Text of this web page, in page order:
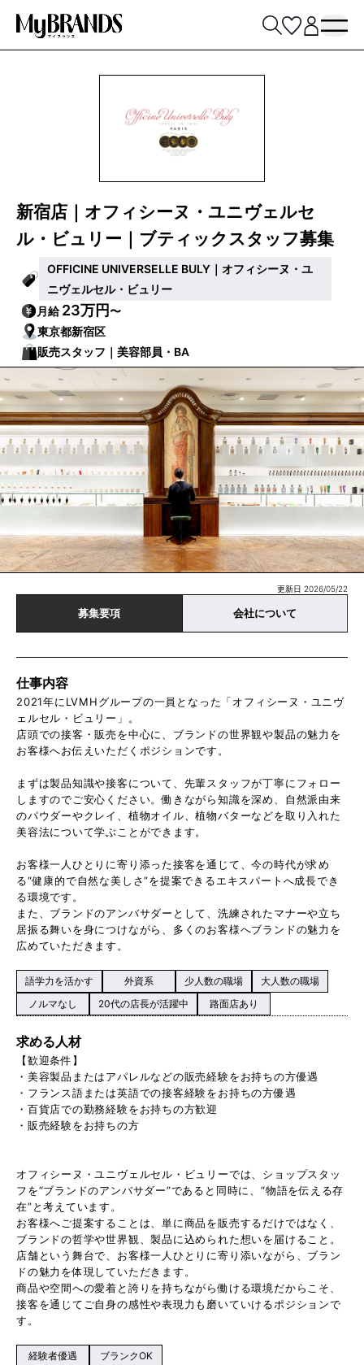
新宿店｜オフィシーヌ・ユニヴェルセ
ル・ビュリー｜ブティックスタッフ募集
OFFICINE UNIVERSELLE BULY｜オフィシーヌ・ユ
ニヴェルセル・ビュリー
月給23万円〜
東京都新宿区
販売スタッフ｜美容部員・BA
更新日 2026/05/22
募集要項 会社について
仕事内容
2021年にLVMHグループの一員となった「オフィシーヌ・ユニヴ
ェルセル・ビュリー」。
店頭での接客・販売を中心に、ブランドの世界観や製品の魅力を
お客様へお伝えいただくポジションです。
まずは製品知識や接客について、先輩スタッフが丁寧にフォロー
しますのでご安心ください。働きながら知識を深め、自然派由来
のパウダーやクレイ、植物オイル、植物バターなどを取り入れた
美容法について学ぶことができます。
お客様一人ひとりに寄り添った接客を通じて、今の時代が求め
る“健康的で自然な美しさ”を提案できるエキスパートへ成長でき
る環境です。
また、ブランドのアンバサダーとして、洗練されたマナーや立ち
居振る舞いを身につけながら、多くのお客様へブランドの魅力を
広めていただきます。
語学力を活かす 外資系 少人数の職場
大人数の職場
ノルマなし
20代の店長が活躍中 路面店あり
求める人材
【歓迎条件】
・美容製品またはアパレルなどの販売経験をお持ちの方優遇
・フランス語または英語での接客経験をお持ちの方優遇
・百貨店での勤務経験をお持ちの方歓迎
・販売経験をお持ちの方
オフィシーヌ・ユニヴェルセル・ビュリーでは、ショップスタッ
フを“ブランドのアンバサダー”であると同時に、“物語を伝える存
在”と考えています。
お客様へご提案することは、単に商品を販売するだけではなく、
ブランドの哲学や世界観、製品に込められた想いを届けること。
店舗という舞台で、お客様一人ひとりに寄り添いながら、ブラン
ドの魅力を体現していただきます。
商品や空間への愛着と誇りを持ちながら働ける環境だからこそ、
接客を通じてご自身の感性や表現力も磨いていけるポジションで
す。
経験者優遇 ブランクOK